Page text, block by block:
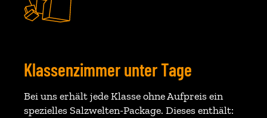
Klassenzimmer unter Tage
Bei uns erhält jede Klasse ohne Aufpreis ein
spezielles Salzwelten-Package. Dieses enthält: